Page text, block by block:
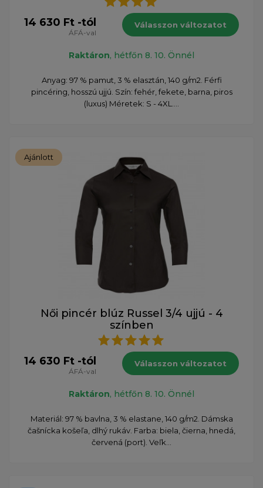
14 630 Ft -tól
ÁFÁ-val
Válasszon változatot
Raktáron, hétfőn 8. 10. Önnél
Anyag: 97 % pamut, 3 % elasztán, 140 g/m2. Férfi
pincéring, hosszú ujjú. Szín: fehér, fekete, barna, piros
(luxus) Méretek: S - 4XL....
Ajánlott
Női pincér blúz Russel 3/4 ujjú - 4
színben
14 630 Ft -tól
ÁFÁ-val
Válasszon változatot
Raktáron, hétfőn 8. 10. Önnél
Materiál: 97 % bavlna, 3 % elastane, 140 g/m2. Dámska
čašnícka košeľa, dlhý rukáv. Farba: biela, čierna, hnedá,
červená (port). Veľk...